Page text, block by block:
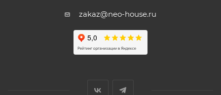
zakaz@neo-house.ru